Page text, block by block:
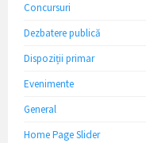
Concursuri
Dezbatere publică
Dispoziții primar
Evenimente
General
Home Page Slider